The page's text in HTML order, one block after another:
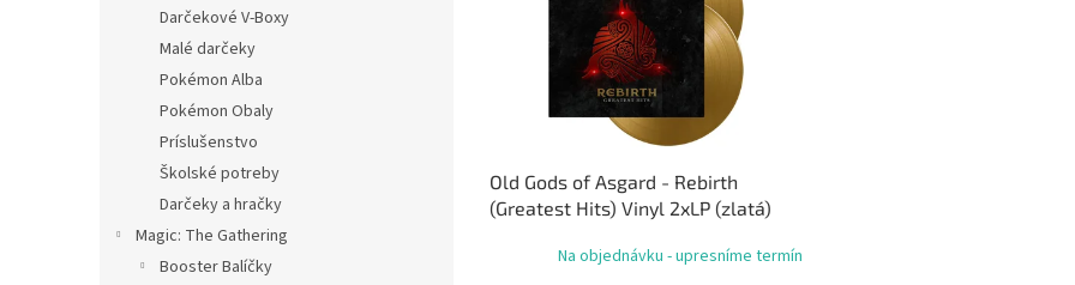
Darčekové V-Boxy
Malé darčeky
Pokémon Alba
Pokémon Obaly
Príslušenstvo
Školské potreby
Darčeky a hračky
Magic: The Gathering
Booster Balíčky
Old Gods of Asgard - Rebirth
(Greatest Hits) Vinyl 2xLP (zlatá)
Na objednávku - upresníme termín